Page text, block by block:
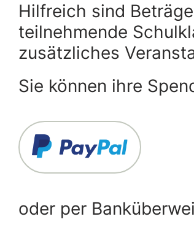
Hilfreich sind
teilnehmende
zusätzliches
Sie können ihre
oder per